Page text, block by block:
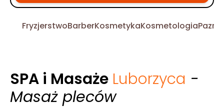
FryzjerstwoBarberKosmetykaKosmetologia
SPA i Masaże Luborzyca -
Masaż pleców